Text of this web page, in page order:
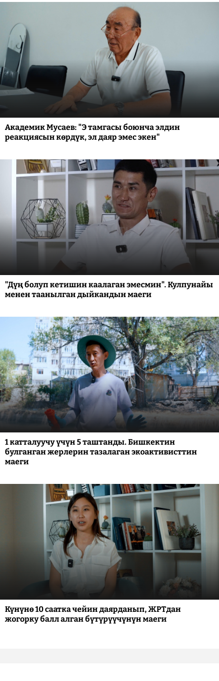
Академик Мусаев: "Э тамгасы боюнча элдин
реакциясын көрдүк, эл даяр эмес экен"
"Дүң болуп кетишин каалаган эмесмин". Кулпунайы
менен таанылган дыйкандын маеги
1 катталуучу үчүн 5 таштанды. Бишкектин
булганган жерлерин тазалаган экоактивисттин
маеги
Күнүнө 10 саатка чейин даярданып, ЖРТдан
жогорку балл алган бүтүрүүчүнүн маеги